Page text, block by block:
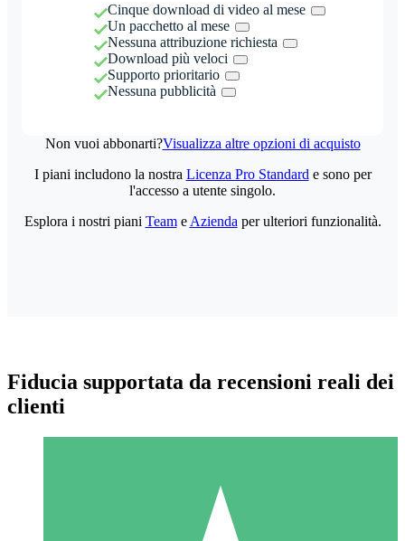
Cinque download di video al mese
Un pacchetto al mese
Nessuna attribuzione richiesta
Download più veloci
Supporto prioritario
Nessuna pubblicità
Non vuoi abbonarti?Visualizza altre opzioni di acquisto
I piani includono la nostra Licenza Pro Standard e sono per
l'accesso a utente singolo.
Esplora i nostri piani Teame Azienda per ulteriori funzionalità.
Fiducia supportata da recensioni reali dei
clienti